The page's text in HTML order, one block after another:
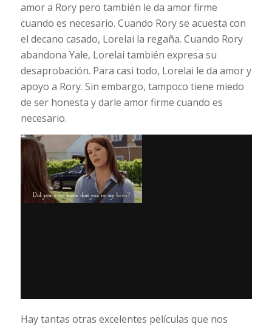
amor a Rory pero también le da amor firme
cuando es necesario. Cuando Rory se acuesta con
el decano casado, Lorelai la regaña. Cuando Rory
abandona Yale, Lorelai también expresa su
desaprobación. Para casi todo, Lorelai le da amor y
apoyo a Rory. Sin embargo, tampoco tiene miedo
de ser honesta y darle amor firme cuando es
necesario.
Hay tantas otras excelentes películas que nos